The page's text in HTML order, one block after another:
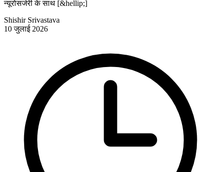
न्यूरोसर्जरी के साथ [&hellip;]
Shishir Srivastava
10 जुलाई 2026